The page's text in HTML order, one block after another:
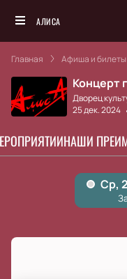
АЛИСА
Главная Афиша и билеты
Концерт
Дворец
25 дек. 2024
НАШИ